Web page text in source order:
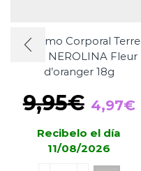
Balsamo Corporal Terre
d’Oc NEROLINA Fleur
d’oranger 18g
9,95€
El
original
4,97€El
Recibelo el día
11/08/2026